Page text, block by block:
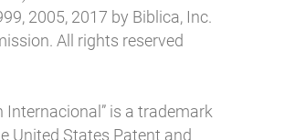
2005, 2017 by Biblica, Inc.
All rights reserved
Internacional” is a trademark
United States Patent and